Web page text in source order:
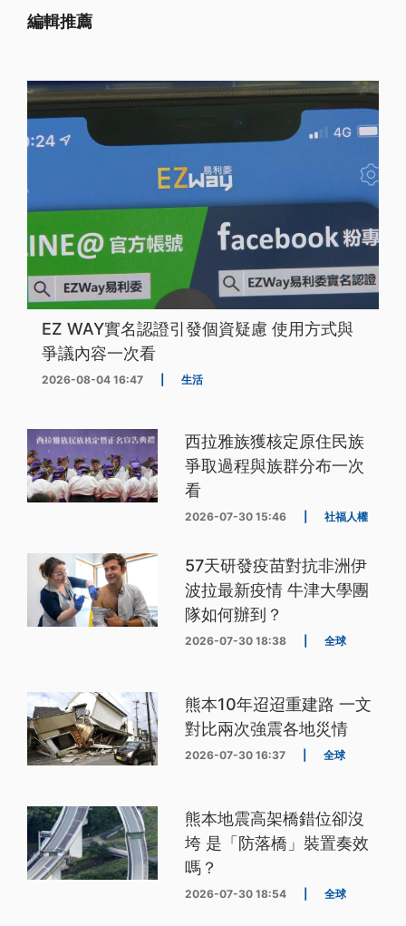
編輯推薦
EZ WAY實名認證引發個資疑慮 使用方式與
爭議內容一次看
2026-08-04 16:47 生活
西拉雅族獲核定原住民族
爭取過程與族群分布一次
看
2026-07-30 15:46 社福人權
57天研發疫苗對抗非洲伊
波拉最新疫情 牛津大學團
隊如何辦到？
2026-07-30 18:38 全球
熊本10年迢迢重建路 一文
對比兩次強震各地災情
2026-07-30 16:37 全球
熊本地震高架橋錯位卻沒
垮 是「防落橋」裝置奏效
嗎？
2026-07-30 18:54 全球